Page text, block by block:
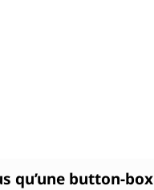
qu’une button-box